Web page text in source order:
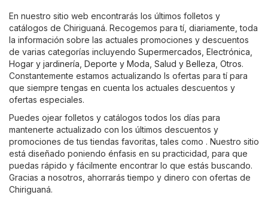
En nuestro sitio web encontrarás los últimos folletos y
catálogos de Chiriguaná. Recogemos para tí, diariamente, toda
la información sobre las actuales promociones y descuentos
de varias categorías incluyendo Supermercados Electrónica
Hogar y jardinería Deporte y Moda Salud y Belleza Otros.
Constantemente estamos actualizando ls ofertas para tí para
que siempre tengas en cuenta los actuales descuentos y
ofertas especiales.
Puedes ojear folletos y catálogos todos los días para
mantenerte actualizado con los últimos descuentos y
promociones de tus tiendas favoritas, tales como . Nuestro sitio
está diseñado poniendo énfasis en su practicidad, para que
puedas rápido y fácilmente encontrar lo que estás buscando.
Gracias a nosotros, ahorrarás tiempo y dinero con ofertas de
Chiriguaná.